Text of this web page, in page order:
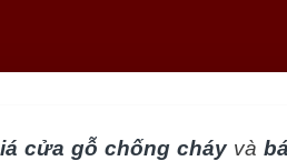
cửa gỗ chống cháy và